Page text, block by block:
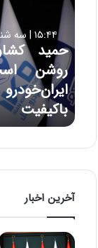
ی
ش
و
ر
ز
:
ن
ه
ا
ر
۱۵:۴۴ | سه شنبه، ۲۶ خرداد ۱۴۰۵
حمید
روشن
باکیفیت
آخرین اخبار